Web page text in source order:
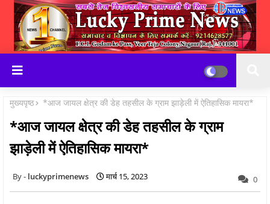
मुख्यपृष्ठ *आज जायल क्षेत्र की डेह तहसील के ग्राम झाड़ेली में ऐतिहासिक मायरा*
*आज जायल क्षेत्र की डेह तहसील के ग्राम
झाड़ेली में ऐतिहासिक मायरा*
luckyprimenews मार्च 15, 2023 0